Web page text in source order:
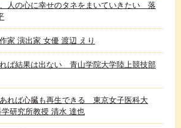
人の心に幸せのタネをまいていきたい 落
家 演出家 女優 渡辺 えり
れば結果は出ない 青山学院大学陸上競技部
あれば心臓も再生できる 東京女子医科大
研究所教授 清水 達也